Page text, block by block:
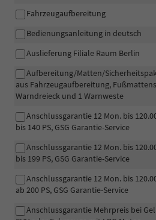
Fahrzeugaufbereitung
Bedienungsanleitung in deutsch
Auslieferung Filiale Raum Berlin
Aufbereitung/Matten/
aus Fahrzeugaufbereitung,
Warndreieck und 1 Warnweste
Anschlussgarantie 12 Mon. bis
bis 140 PS, GSG Garantie-Service
Anschlussgarantie 12 Mon. bis
bis 199 PS, GSG Garantie-Service
Anschlussgarantie 12 Mon. bis
ab 200 PS, GSG Garantie-Service
Anschlussgarantie Mehrpreis bei